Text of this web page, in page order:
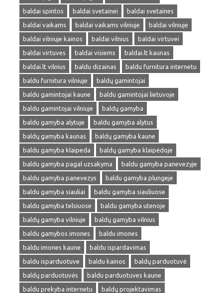
baldai spintos
baldai svetainei
baldai svetaines
baldai vaikams
baldai vaikams vilniuje
baldai vilniuje
baldai vilniuje kainos
baldai vilnius
baldai virtuvei
baldai virtuves
baldai visiems
baldai.lt kaunas
baldai.lt vilnius
baldu dizainas
baldu furnitura internetu
baldu furnitura vilniuje
baldų gamintojai
baldu gamintojai kaune
baldu gamintojai lietuvoje
baldu gamintojai vilniuje
baldų gamyba
baldu gamyba alytuje
baldu gamyba alytus
baldų gamyba kaunas
baldų gamyba kaune
baldu gamyba klaipeda
baldų gamyba klaipėdoje
baldu gamyba pagal uzsakyma
baldu gamyba panevezyje
baldu gamyba panevezys
baldu gamyba plungeje
baldu gamyba siauliai
baldu gamyba siauliuose
baldu gamyba telsiuose
baldu gamyba utenoje
baldų gamyba vilniuje
baldų gamyba vilnius
baldu gamybos imones
baldu imones
baldu imones kaune
baldu ispardavimas
baldu isparduotuve
baldu kainos
baldų parduotuvė
baldų parduotuvės
baldu parduotuves kaune
baldu prekyba internetu
baldų projektavimas